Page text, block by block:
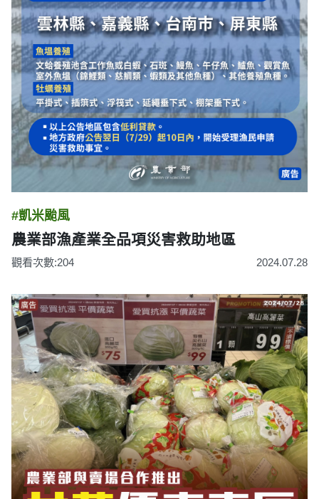
#凱米颱風
農業部漁產業全品項災害救助地區
觀看次數:204 2024.07.28